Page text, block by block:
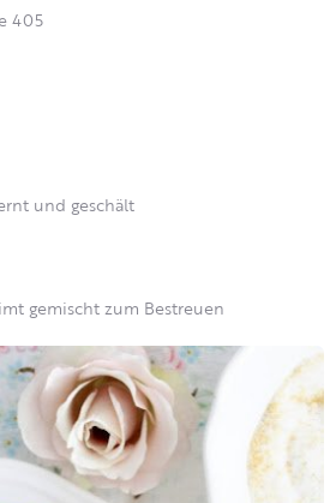
405
und geschält
gemischt zum Bestreuen